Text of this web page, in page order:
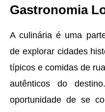
Gastronomia
A culinária é uma
de explorar cidades
típicos e comidas de
autênticos do
oportunidade de se